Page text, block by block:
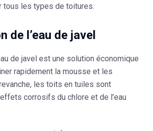
tous les types de toitures.
de l’eau de javel
de javel est une solution économique
rapidement la mousse et les
les toits en tuiles sont
corrosifs du chlore et de l’eau